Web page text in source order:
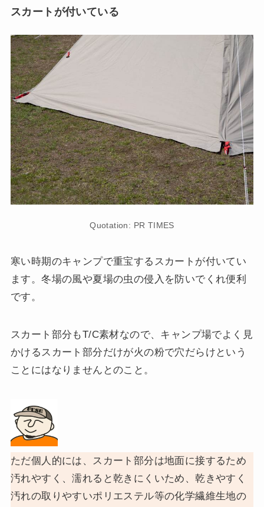
スカートが付いている
Quotation: PR TIMES
寒い時期のキャンプで重宝するスカートが付いてい
ます。冬場の風や夏場の虫の侵入を防いでくれ便利
です。
スカート部分もT/C素材なので、キャンプ場でよく見
かけるスカート部分だけが火の粉で穴だらけという
ことにはなりませんとのこと。
ただ個人的には、スカート部分は地面に接するため
汚れやすく、濡れると乾きにくいため、乾きやすく
汚れの取りやすいポリエステル等の化学繊維生地の